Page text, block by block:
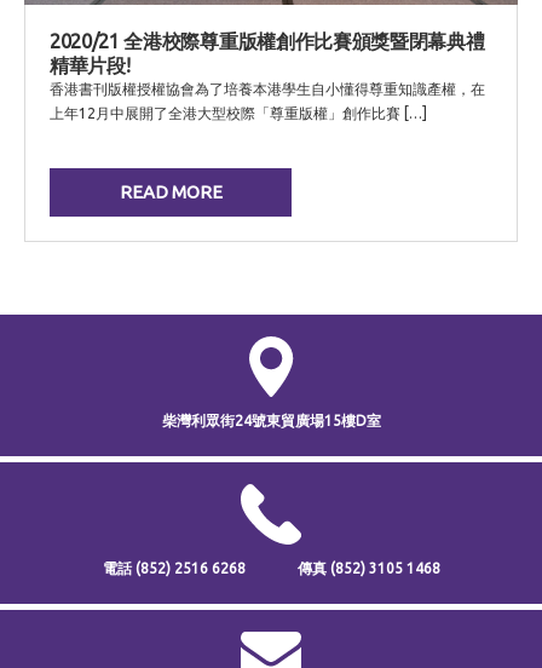
2020/21 全港校際尊重版權創作比賽頒獎暨閉幕典禮
精華片段!
香港書刊版權授權協會為了培養本港學生自小懂得尊重知識產權，在
上年12月中展開了全港大型校際「尊重版權」創作比賽 […]
READ MORE
柴灣利眾街24號東貿廣場15樓D室
電話(852) 2516 6268 傳真 (852) 3105 1468